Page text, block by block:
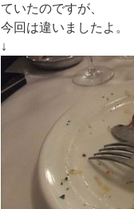
ていたのですが、
今回は違いましたよ。
↓